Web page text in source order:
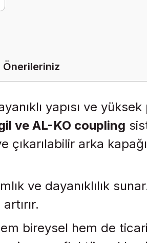
Önerileriniz
yapısı ve
ve AL-KO coupling
çıkarılabilir arka
ve dayanıklılık
bireysel hem de